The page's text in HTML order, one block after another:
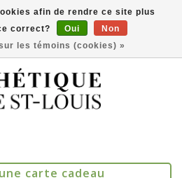
Comparer(0)
carte cadeau
afin de rendre ce site plus
correct?
Oui
Non
les témoins (cookies) »